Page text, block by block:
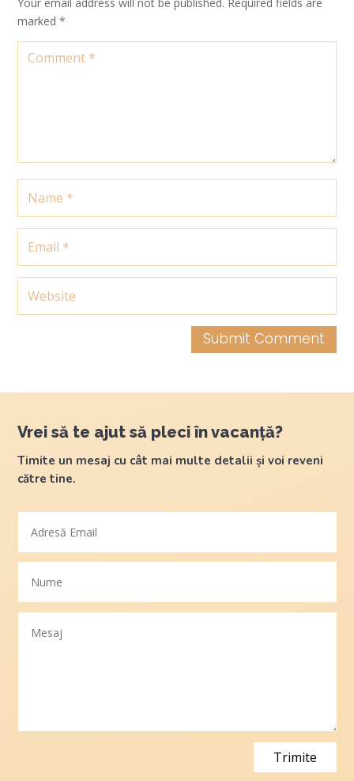
marked*
Submit Comment
Vrei să te ajut să pleci în vacanță?
Timite un mesaj cu cât mai multe detalii și voi reveni
către tine.
Trimite